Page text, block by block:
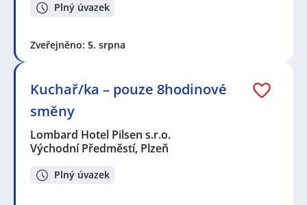
Plný úvazek
Zveřejněno: 5. srpna
Kuchař/ka – pouze 8hodinové
směny
Lombard Hotel Pilsen s.r.o.
Východní Předměstí, Plzeň
Plný úvazek